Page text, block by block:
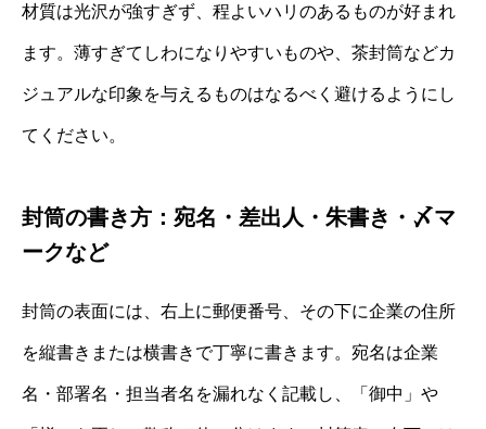
材質は光沢が強すぎず、程よいハリのあるものが好まれ
ます。薄すぎてしわになりやすいものや、茶封筒などカ
ジュアルな印象を与えるものはなるべく避けるようにし
てください。
封筒の書き方：宛名・差出人・朱書き・〆マ
ークなど
封筒の表面には、右上に郵便番号、その下に企業の住所
を縦書きまたは横書きで丁寧に書きます。宛名は企業
名・部署名・担当者名を漏れなく記載し、「御中」や